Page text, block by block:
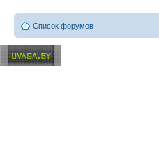
Список форумов